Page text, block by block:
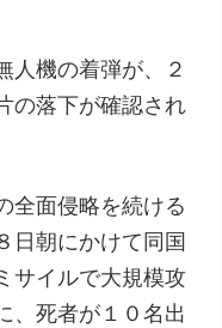
人機の着弾が、２
の落下が確認され
全面侵略を続ける
日朝にかけて同国
サイルで大規模攻
、死者が１０名出